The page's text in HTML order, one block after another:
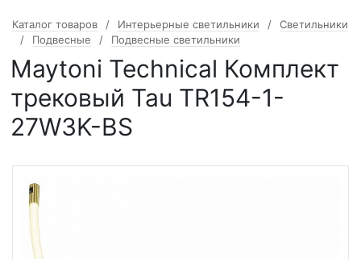
Каталог товаров Интерьерные светильники
Светильники
Подвесные
Подвесные светильники
Maytoni Technical Комплект
трековый Tau TR154-1-
27W3K-BS